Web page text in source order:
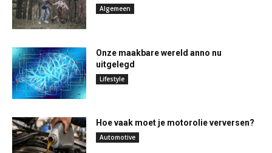
Algemeen
Onze maakbare wereld anno nu
uitgelegd
Lifestyle
Hoe vaak moet je motorolie verversen?
Automotive